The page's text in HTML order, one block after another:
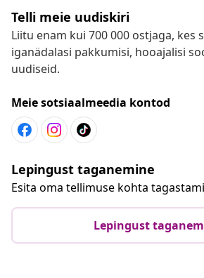
Telli meie uudiskiri
Liitu enam kui 700 000 ostjaga, kes
iganädalasi pakkumisi, hooajalisi
uudiseid.
Meie sotsiaalmeedia kontod
Lepingust taganemine
Esita oma tellimuse kohta
Lepingust